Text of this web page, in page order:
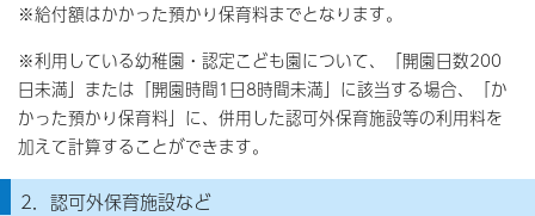
※給付額はかかった預かり保育料までとなります。
※利用している幼稚園・認定こども園について、「開園日数200
日未満」または「開園時間1日8時間未満」に該当する場合、「か
かった預かり保育料」に、併用した認可外保育施設等の利用料を
加えて計算することができます。
2．認可外保育施設など